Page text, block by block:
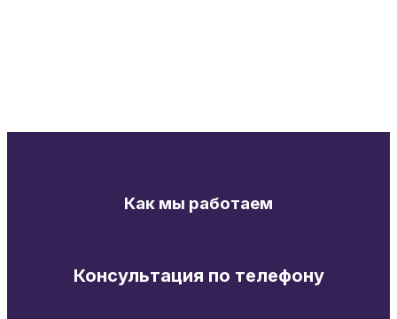
Как мы работаем
Консультация по телефону